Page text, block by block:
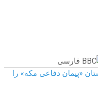
«پیمان دفاعی مکه» را